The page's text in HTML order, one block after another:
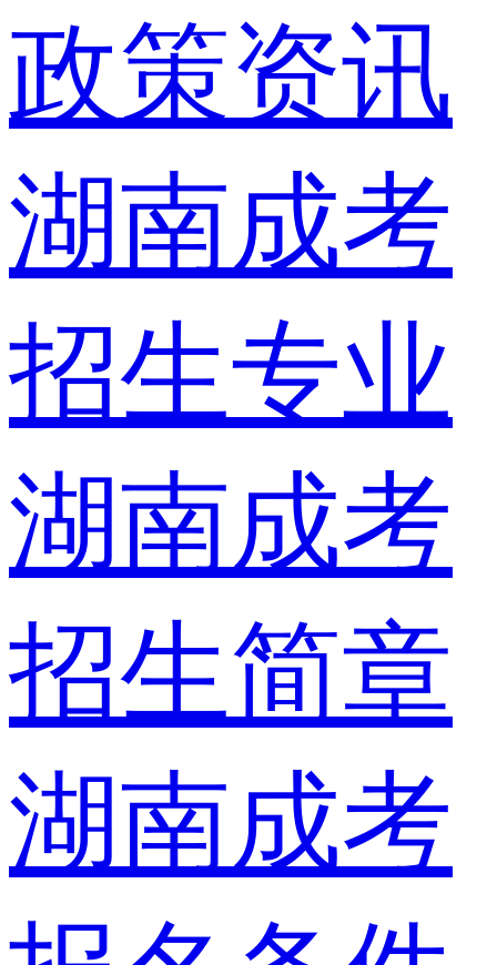
政策资讯
湖南成考
招生专业
湖南成考
招生简章
湖南成考